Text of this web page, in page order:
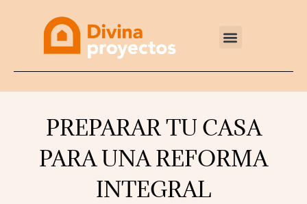
PREPARAR TU CASA
PARA UNA REFORMA
INTEGRAL